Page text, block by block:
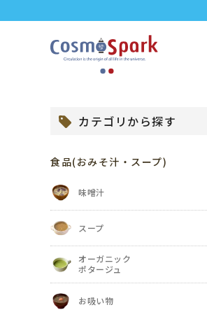
カテゴリから探す
食品(おみそ汁・スープ)
味噌汁
スープ
オーガニック
ポタージュ
お吸い物